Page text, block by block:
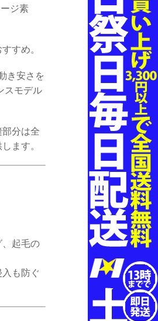
ジ素
すめ。
き安さを
スモデル
分は全
ます。
、起毛の
も防ぐ